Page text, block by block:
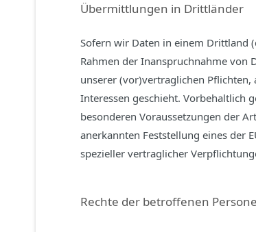
Übermittlungen in Drittländer
Sofern wir Daten in einem Drittland
Rahmen der Inanspruchnahme von
unserer (vor)vertraglichen
Interessen geschieht. Vorbehaltlich
besonderen Voraussetzungen der
anerkannten Feststellung eines der
spezieller vertraglicher
Rechte der betroffenen